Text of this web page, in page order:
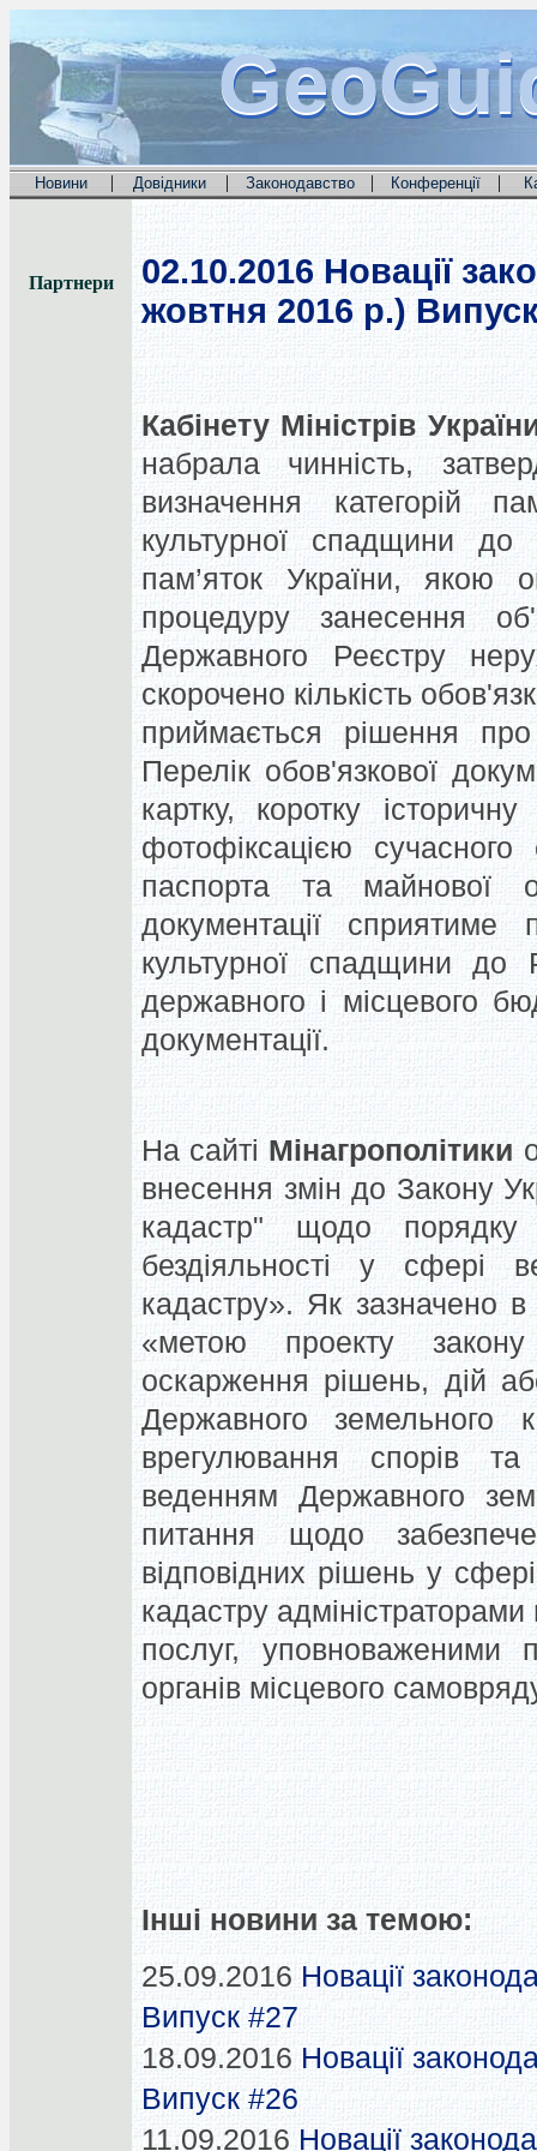
Новини | Довідники | Законодавство | Конференції |
Партнери 02.10.2016 Новації
жовтня 2016 р.)
Кабінету Міністрів
набрала чинність,
визначення категорій
культурної спадщини до
пам’яток України, якою
процедуру занесення
Державного Реєстру
скорочено кількість
приймається рішення
Перелік обов'язкової
картку, коротку
фотофіксацією
паспорта та майнової
документації сприятиме
культурної спадщини до
державного і місцевого
документації.
На сайті Мінагрополітики
внесення змін до Закону
кадастр" щодо
бездіяльності у сфері
кадастру». Як зазначено
«метою проекту
оскарження рішень, дій
Державного земельного
врегулювання спорів
веденням Державного
питання щодо
відповідних рішень у
кадастру
послуг, уповноваженими
органів місцевого
Інші новини за темою:
25.09.2016 Новації
Випуск #27
18.09.2016 Новації
Випуск #26
11.09.2016 Новації